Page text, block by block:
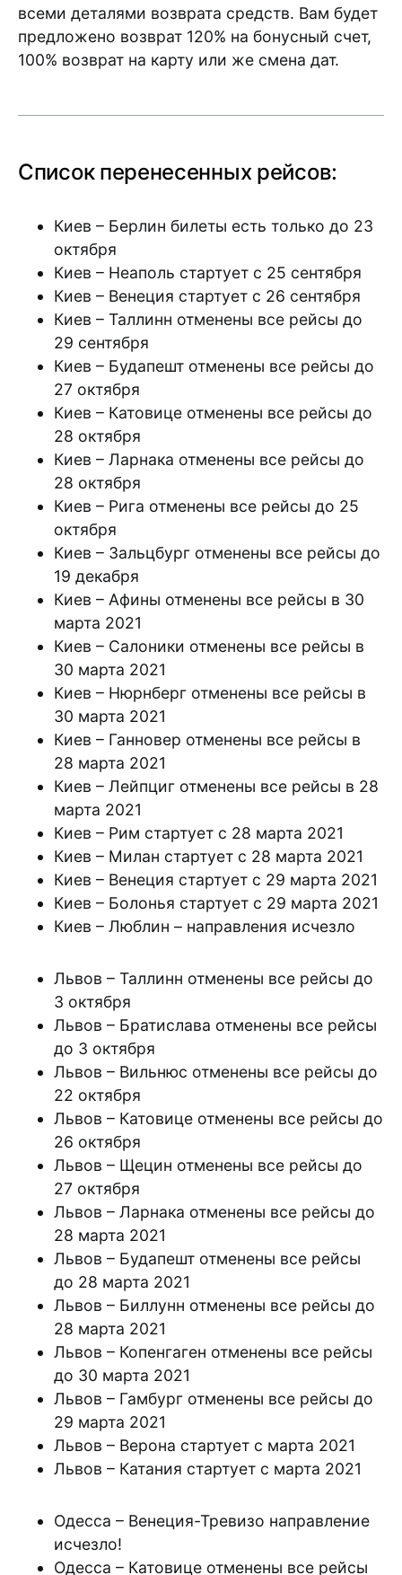
всеми деталями возврата средств. Вам будет
предложено возврат 120% на бонусный счет,
100% возврат на карту или же смена дат.
Список перенесенных рейсов:
Киев – Берлин билеты есть только до 23
октября
Киев – Неаполь стартует с 25 сентября
Киев – Венеция стартует с 26 сентября
Киев – Таллинн отменены все рейсы до
29 сентября
Киев – Будапешт отменены все рейсы до
27 октября
Киев – Катовице отменены все рейсы до
28 октября
Киев – Ларнака отменены все рейсы до
28 октября
Киев – Рига отменены все рейсы до 25
октября
Киев – Зальцбург отменены все рейсы до
19 декабря
Киев – Афины отменены все рейсы в 30
марта 2021
Киев – Салоники отменены все рейсы в
30 марта 2021
Киев – Нюрнберг отменены все рейсы в
30 марта 2021
Киев – Ганновер отменены все рейсы в
28 марта 2021
Киев – Лейпциг отменены все рейсы в 28
марта 2021
Киев – Рим стартует с 28 марта 2021
Киев – Милан стартует с 28 марта 2021
Киев – Венеция стартует с 29 марта 2021
Киев – Болонья стартует с 29 марта 2021
Киев – Люблин – направления исчезло
Львов – Таллинн отменены все рейсы до
3 октября
Львов – Братислава отменены все рейсы
до 3 октября
Львов – Вильнюс отменены все рейсы до
22 октября
Львов – Катовице отменены все рейсы до
26 октября
Львов – Щецин отменены все рейсы до
27 октября
Львов – Ларнака отменены все рейсы до
28 марта 2021
Львов – Будапешт отменены все рейсы
до 28 марта 2021
Львов – Биллунн отменены все рейсы до
28 марта 2021
Львов – Копенгаген отменены все рейсы
до 30 марта 2021
Львов – Гамбург отменены все рейсы до
29 марта 2021
Львов – Верона стартует с марта 2021
Львов – Катания стартует с марта 2021
Одесса – Венеция-Тревизо направление
исчезло!
Одесса – Катовице отменены все рейсы